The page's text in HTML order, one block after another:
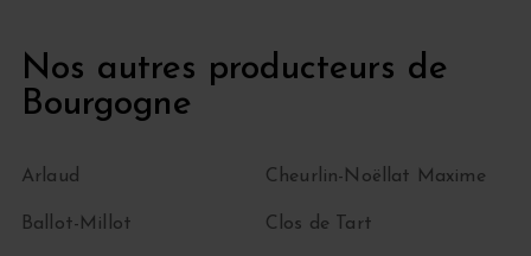
Nos autres producteurs de
Bourgogne
Arlaud
Ballot-Millot
Cheurlin-Noëllat Maxime
Clos de Tart